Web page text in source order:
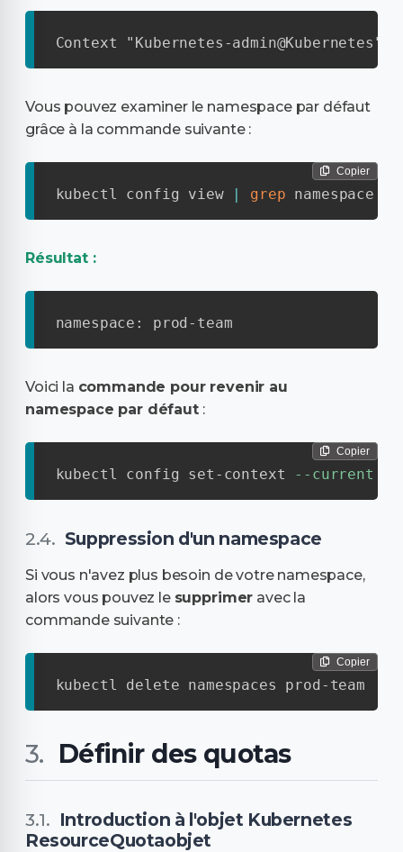
Context "Kubernetes-admin@Kubernetes"
Vous pouvez examiner le namespace par défaut
grâce à la commande suivante :
Copier
kubectl config view | grep namespace
Résultat :
namespace: prod-team
Voici la commande pour revenir au
namespace par défaut:
Copier
kubectl config set-context --current
Suppression d'un namespace
Si vous n'avez plus besoin de votre namespace,
alors vous pouvez le supprimer avec la
commande suivante :
Copier
kubectl delete namespaces prod-team
Définir des quotas
Introduction à l'objet Kubernetes
ResourceQuotaobjet